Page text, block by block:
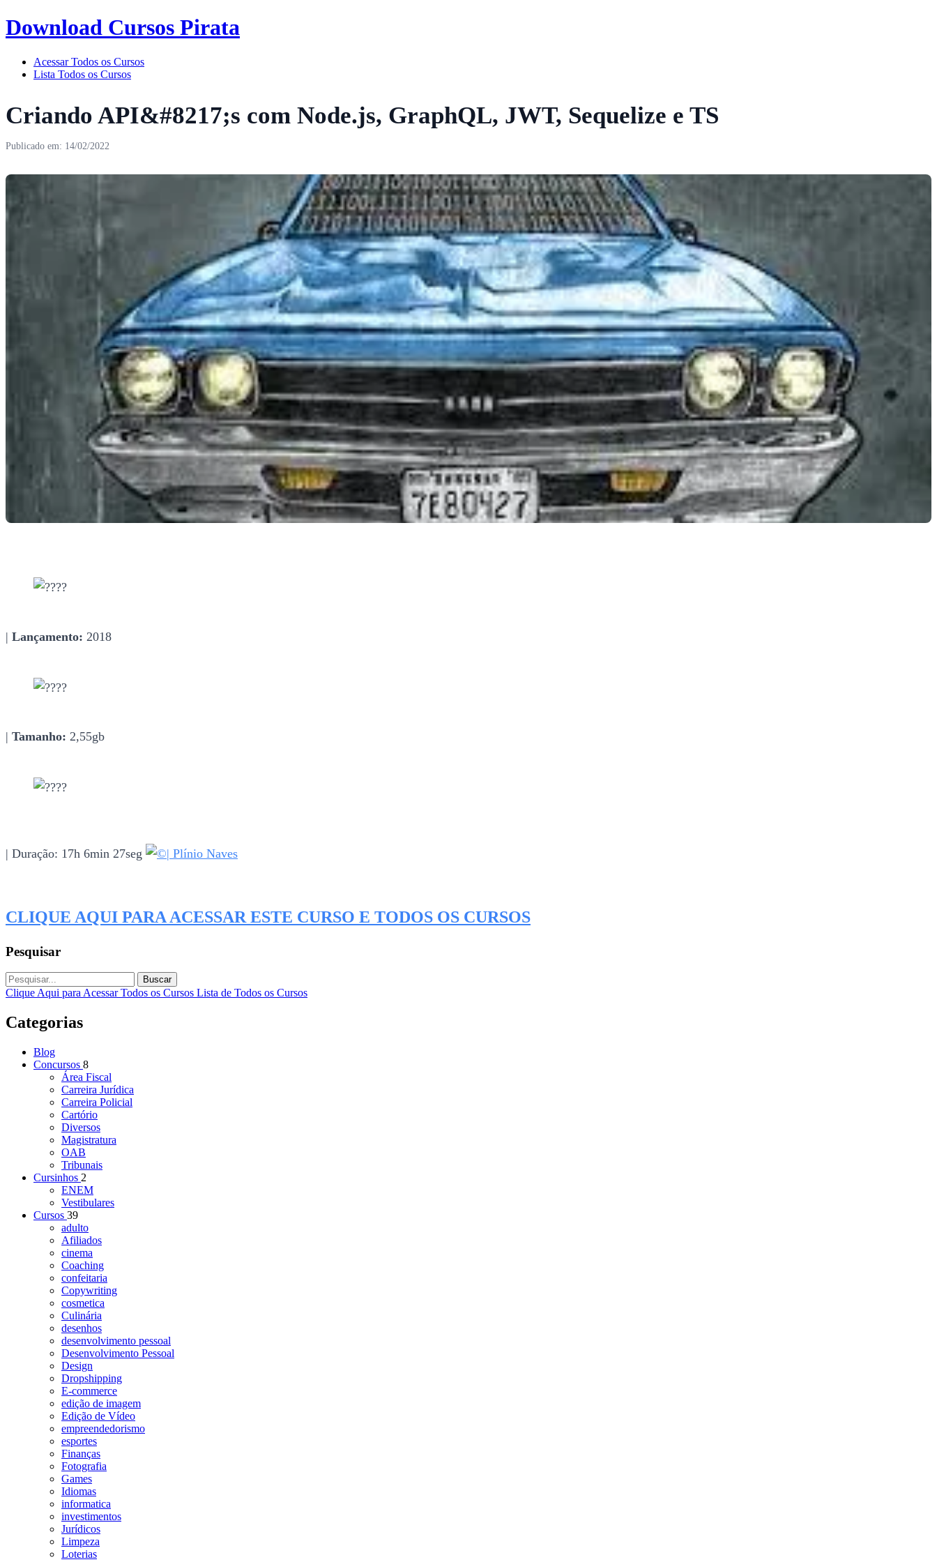
Download Cursos Pirata
Acessar Todos os Cursos
Lista Todos os Cursos
Criando API&#8217;s com Node.js, GraphQL, JWT, Sequelize e TS
Publicado em: 14/02/2022
| Lançamento: 2018
| Tamanho: 2,55gb
| Duração: 17h 6min 27seg | Plínio Naves
CLIQUE AQUI PARA ACESSAR ESTE CURSO E TODOS OS CURSOS
Pesquisar
Buscar
Clique Aqui para Acessar Todos os Cursos Lista de Todos os Cursos
Categorias
Blog
Concursos 8
Área Fiscal
Carreira Jurídica
Carreira Policial
Cartório
Diversos
Magistratura
OAB
Tribunais
Cursinhos 2
ENEM
Vestibulares
Cursos 39
adulto
Afiliados
cinema
Coaching
confeitaria
Copywriting
cosmetica
Culinária
desenhos
desenvolvimento pessoal
Desenvolvimento Pessoal
Design
Dropshipping
E-commerce
edição de imagem
Edição de Vídeo
empreendedorismo
esportes
Finanças
Fotografia
Games
Idiomas
informatica
investimentos
Jurídicos
Limpeza
Loterias